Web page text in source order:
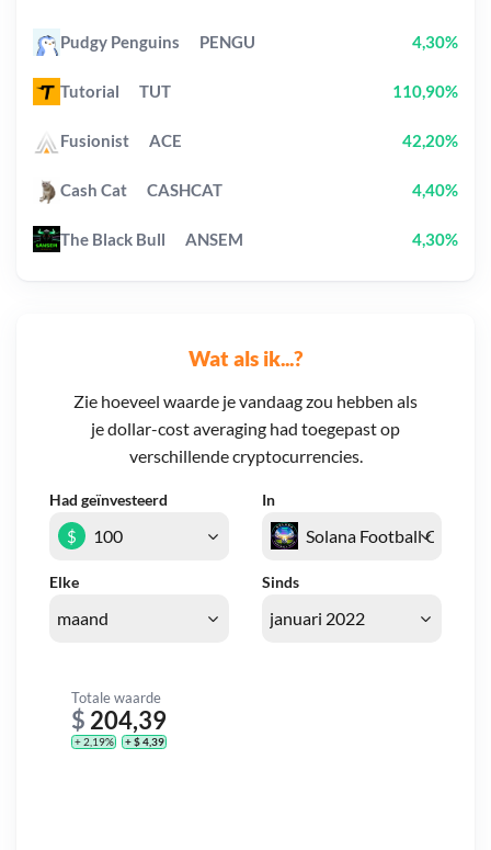
Wat als ik...?
Zie hoeveel waarde je vandaag zou hebben als
je dollar-cost averaging had toegepast op
verschillende cryptocurrencies.
Had geïnvesteerd In
Elke Sinds
$
Totale waarde
$ 204,39
+ 2,19% + $ 4,39
Pudgy Penguins PENGU 4,30%
Tutorial TUT 110,90%
Fusionist ACE 42,20%
Cash Cat CASHCAT 4,40%
The Black Bull ANSEM 4,30%